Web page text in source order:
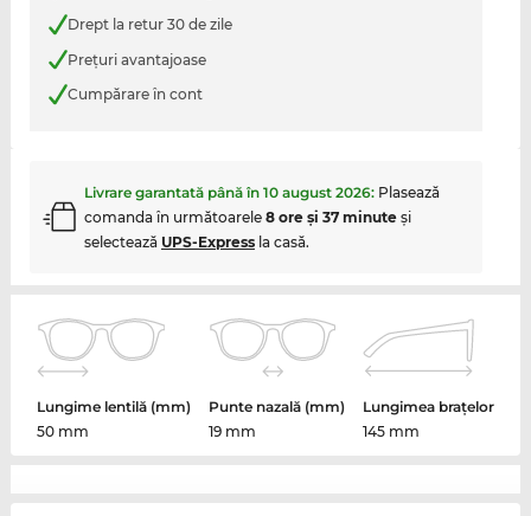
Drept la retur 30 de zile
Preţuri avantajoase
Cumpărare în cont
Livrare garantată până în 10 august 2026: Plasează
comanda în următoarele 8 ore şi 37 minuteşi
selectează UPS-Expressla casă.
Lungime lentilă (mm)
50 mm
Punte nazală (mm)
19 mm
Lungimea brațelor
145 mm